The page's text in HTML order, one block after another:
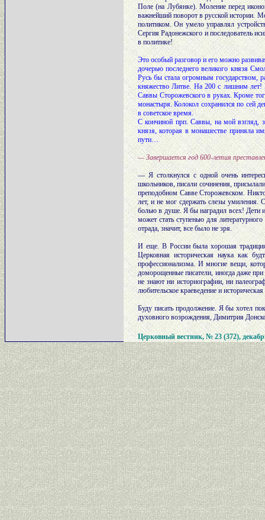
Поле (на Лубянке). Моление перед
важнейший поворот в русской истории.
политиком. Он умело управлял
Сергия Радонежского и последователь
в политике!
Это особый разговор и его можно
дочерью последнего великого князя
Русь бы стала огромным государством,
княжество Литве. На 200 с лишним лет!
Саввы Сторожевского в руках. Кроме
монастыря. Колокол сохранился по сей
в советское время.
С кончиной прп. Саввы, на мой взгляд,
князя, которая в монашестве приняла
пути…
— Завершается год 600-летия
— Я столкнулся с одной очень
школьников, писали сочинения,
преподобном Савве Сторожевском.
лет, и не мог сдержать слезы умиления.
болью в душе. Я бы наградил всех! Дети
может стать ступенью для
отрада, значит, все было не зря.
И еще. В России была хорошая
Церковная историческая наука как
профессионализма. И многие вещи,
доморощенные писатели, иногда даже
не знают ни историографии, ни
любительское краеведение и
Буду писать продолжение. Я бы хотел
духовного возрождения, Димитрия
Церковный вестник, № 23 (372),